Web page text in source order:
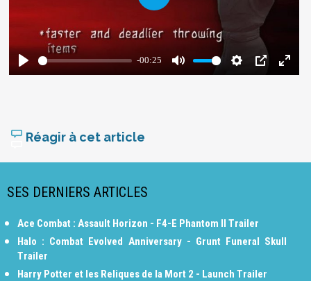
Réagir à cet article
SES DERNIERS ARTICLES
Ace Combat : Assault Horizon - F4-E Phantom II Trailer
Halo : Combat Evolved Anniversary - Grunt Funeral Skull
Trailer
Harry Potter et les Reliques de la Mort 2 - Launch Trailer